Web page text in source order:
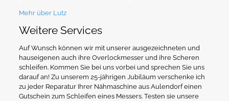
Mehr über Lutz
Weitere Services
Auf Wunsch können wir mit unserer ausgezeichneten und
hauseigenen auch ihre Overlockmesser und ihre Scheren
schleifen. Kommen Sie bei uns vorbei und sprechen Sie uns
darauf an! Zu unserem 25-jährigen Jubiläum verschenke ich
zu jeder Reparatur Ihrer Nähmaschine aus Aulendorf einen
Gutschein zum Schleifen eines Messers. Testen sie unsere